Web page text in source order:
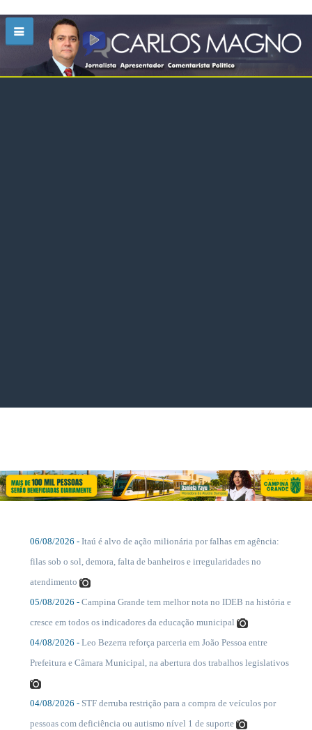
06/08/2026 - Itaú é alvo de ação milionária por falhas em agência:
filas sob o sol, demora, falta de banheiros e irregularidades no
atendimento
05/08/2026 - Campina Grande tem melhor nota no IDEB na história e
cresce em todos os indicadores da educação municipal
04/08/2026 - Leo Bezerra reforça parceria em João Pessoa entre
Prefeitura e Câmara Municipal, na abertura dos trabalhos legislativos
04/08/2026 - STF derruba restrição para a compra de veículos por
pessoas com deficiência ou autismo nível 1 de suporte